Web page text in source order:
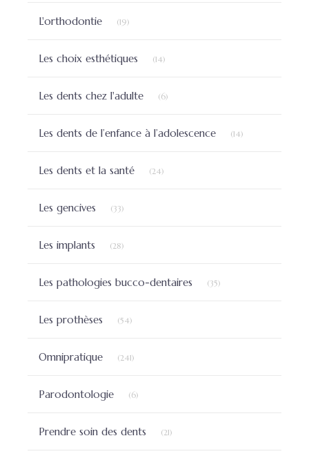
L'orthodontie (19)
Les choix esthétiques (14)
Les dents chez l'adulte (6)
Les dents de l’enfance à l’adolescence (14)
Les dents et la santé (24)
Les gencives (33)
Les implants (28)
Les pathologies bucco-dentaires (35)
Les prothèses (54)
Omnipratique (241)
Parodontologie (6)
Prendre soin des dents (21)